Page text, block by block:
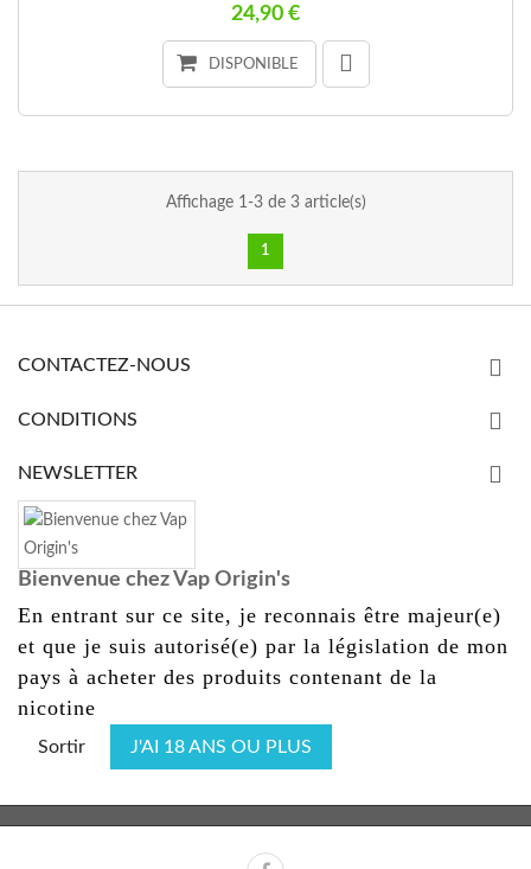
24,90 €
DISPONIBLE
Affichage 1-3 de 3 article(s)
1
CONTACTEZ-NOUS
CONDITIONS
NEWSLETTER
Bienvenue chez Vap Origin's
En entrant sur ce site, je reconnais être majeur(e)
et que je suis autorisé(e) par la législation de mon
pays à acheter des produits contenant de la
nicotine
Sortir J'AI 18 ANS OU PLUS